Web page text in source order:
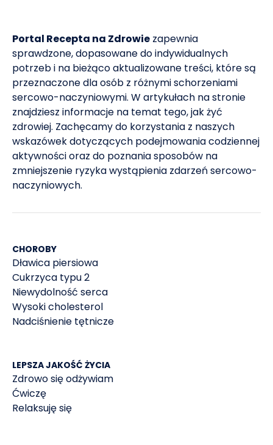
kobiet po menopauzie. Przegląd Menopauzalny 2013,
nr 4, s. 347-350.
3
Kopiczko, A. Aktywność fizyczna w andropauzie. Na
jakie formy ruchu warto postawić?
4
Krajewska, O., Skrypnik, K, Kręgielska-Narożna, M.,
Suliburska, J., Bogdański, P. Wpływ długości i jakości
snu na parametry antropometryczne, metaboliczne i
ogólny stan zdrowia fizycznego i psychicznego. Forum
Zaburzeń Metabolicznych 2017, tom 8, nr 2, 47–54.
Portal Recepta na Zdrowie zapewnia
sprawdzone, dopasowane do indywidualnych
potrzeb i na bieżąco aktualizowane treści, które są
przeznaczone dla osób z różnymi schorzeniami
sercowo-naczyniowymi. W artykułach na stronie
znajdziesz informacje na temat tego, jak żyć
zdrowiej. Zachęcamy do korzystania z naszych
wskazówek dotyczących podejmowania codziennej
aktywności oraz do poznania sposobów na
zmniejszenie ryzyka wystąpienia zdarzeń sercowo-
naczyniowych.
CHOROBY
Dławica piersiowa
Cukrzyca typu 2
Niewydolność serca
Wysoki cholesterol
Nadciśnienie tętnicze
LEPSZA JAKOŚĆ ŻYCIA
Zdrowo się odżywiam
Ćwiczę
Relaksuję się